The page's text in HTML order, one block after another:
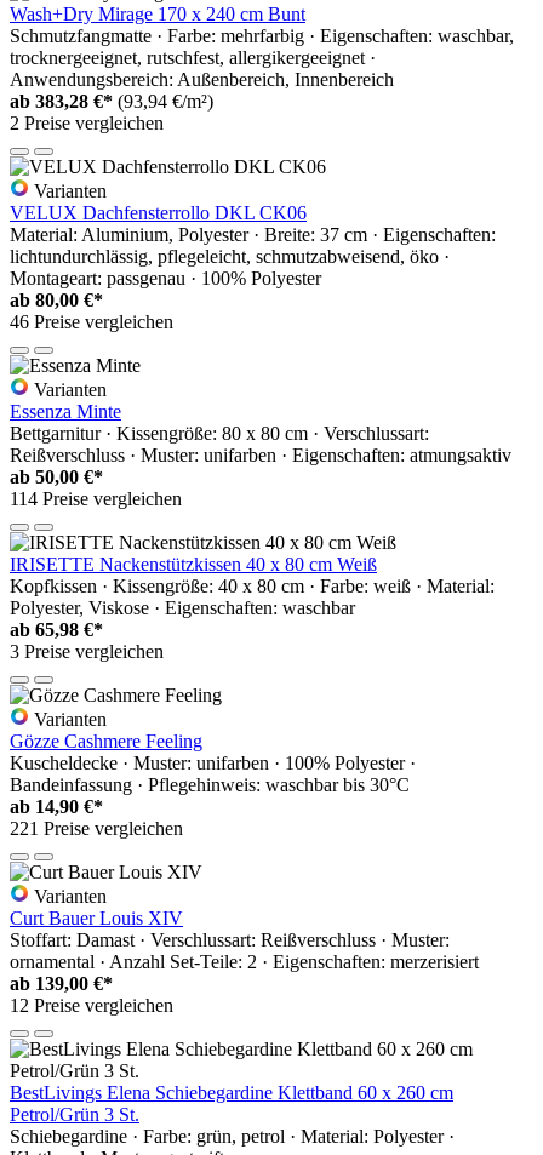
Wash+Dry Mirage 170 x 240 cm Bunt
Schmutzfangmatte · Farbe: mehrfarbig · Eigenschaften: waschbar,
trocknergeeignet, rutschfest, allergikergeeignet ·
Anwendungsbereich: Außenbereich, Innenbereich
ab 383,28 €* (93,94 €/m²)
2 Preise vergleichen
Varianten
VELUX Dachfensterrollo DKL CK06
Material: Aluminium, Polyester · Breite: 37 cm · Eigenschaften:
lichtundurchlässig, pflegeleicht, schmutzabweisend, öko ·
Montageart: passgenau · 100% Polyester
ab 80,00 €*
46 Preise vergleichen
Varianten
Essenza Minte
Bettgarnitur · Kissengröße: 80 x 80 cm · Verschlussart:
Reißverschluss · Muster: unifarben · Eigenschaften: atmungsaktiv
ab 50,00 €*
114 Preise vergleichen
IRISETTE Nackenstützkissen 40 x 80 cm Weiß
Kopfkissen · Kissengröße: 40 x 80 cm · Farbe: weiß · Material:
Polyester, Viskose · Eigenschaften: waschbar
ab 65,98 €*
3 Preise vergleichen
Varianten
Gözze Cashmere Feeling
Kuscheldecke · Muster: unifarben · 100% Polyester ·
Bandeinfassung · Pflegehinweis: waschbar bis 30°C
ab 14,90 €*
221 Preise vergleichen
Varianten
Curt Bauer Louis XIV
Stoffart: Damast · Verschlussart: Reißverschluss · Muster:
ornamental · Anzahl Set-Teile: 2 · Eigenschaften: merzerisiert
ab 139,00 €*
12 Preise vergleichen
BestLivings Elena Schiebegardine Klettband 60 x 260 cm
Petrol/Grün 3 St.
Schiebegardine · Farbe: grün, petrol · Material: Polyester ·